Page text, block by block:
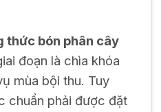
thức bón phân cây
đoạn là chìa khóa
mùa bội thu. Tuy
chuẩn phải được đặt